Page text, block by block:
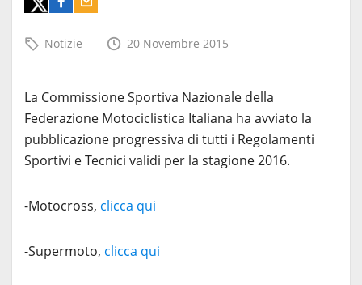
Notizie 20 Novembre 2015
La Commissione Sportiva Nazionale della
Federazione Motociclistica Italiana ha avviato la
pubblicazione progressiva di tutti i Regolamenti
Sportivi e Tecnici validi per la stagione 2016.
-Motocross, clicca qui
-Supermoto, clicca qui